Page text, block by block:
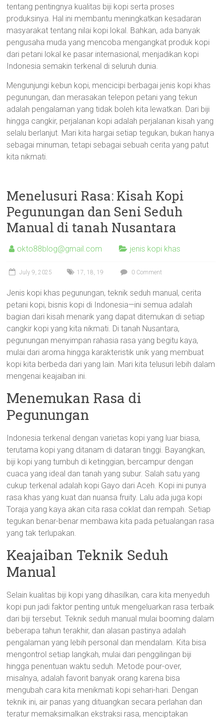
tentang pentingnya kualitas biji kopi serta proses
produksinya. Hal ini membantu meningkatkan kesadaran
masyarakat tentang nilai kopi lokal. Bahkan, ada banyak
pengusaha muda yang mencoba mengangkat produk kopi
dari petani lokal ke pasar internasional, menjadikan kopi
Indonesia semakin terkenal di seluruh dunia.
Mengunjungi kebun kopi, mencicipi berbagai jenis kopi khas
pegunungan, dan merasakan telepon petani yang tekun
adalah pengalaman yang tidak boleh kita lewatkan. Dari biji
hingga cangkir, perjalanan kopi adalah perjalanan kisah yang
selalu berlanjut. Mari kita hargai setiap tegukan, bukan hanya
sebagai minuman, tetapi sebagai sebuah cerita yang patut
kita nikmati.
Menelusuri Rasa: Kisah Kopi
Pegunungan dan Seni Seduh
Manual di tanah Nusantara
okto88blog@gmail.com jenis kopi khas
July 9, 2025 17, 18, 19 0 Comment
Jenis kopi khas pegunungan, teknik seduh manual, cerita
petani kopi, bisnis kopi di Indonesia—ini semua adalah
bagian dari kisah menarik yang dapat ditemukan di setiap
cangkir kopi yang kita nikmati. Di tanah Nusantara,
pegunungan menyimpan rahasia rasa yang begitu kaya,
mulai dari aroma hingga karakteristik unik yang membuat
kopi kita berbeda dari yang lain. Mari kita telusuri lebih dalam
mengenai keajaiban ini.
Menemukan Rasa di
Pegunungan
Indonesia terkenal dengan varietas kopi yang luar biasa,
terutama kopi yang ditanam di dataran tinggi. Bayangkan,
biji kopi yang tumbuh di ketinggian, bercampur dengan
cuaca yang ideal dan tanah yang subur. Salah satu yang
cukup terkenal adalah kopi Gayo dari Aceh. Kopi ini punya
rasa khas yang kuat dan nuansa fruity. Lalu ada juga kopi
Toraja yang kaya akan cita rasa coklat dan rempah. Setiap
tegukan benar-benar membawa kita pada petualangan rasa
yang tak terlupakan.
Keajaiban Teknik Seduh
Manual
Selain kualitas biji kopi yang dihasilkan, cara kita menyeduh
kopi pun jadi faktor penting untuk mengeluarkan rasa terbaik
dari biji tersebut. Teknik seduh manual mulai booming dalam
beberapa tahun terakhir, dan alasan pastinya adalah
pengalaman yang lebih personal dan mendalam. Kita bisa
mengontrol setiap langkah, mulai dari penggilingan biji
hingga penentuan waktu seduh. Metode pour-over,
misalnya, adalah favorit banyak orang karena bisa
mengubah cara kita menikmati kopi sehari-hari. Dengan
teknik ini, air panas yang dituangkan secara perlahan dan
teratur memaksimalkan ekstraksi rasa, menciptakan